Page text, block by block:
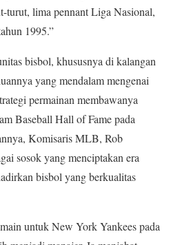
turut, lima pennant Liga Nasional,
1995.”
bisbol, khususnya di kalangan
yang mendalam mengenai
permainan membawanya
Baseball Hall of Fame pada
Komisaris MLB, Rob
sosok yang menciptakan era
bisbol yang berkualitas
untuk New York Yankees pada